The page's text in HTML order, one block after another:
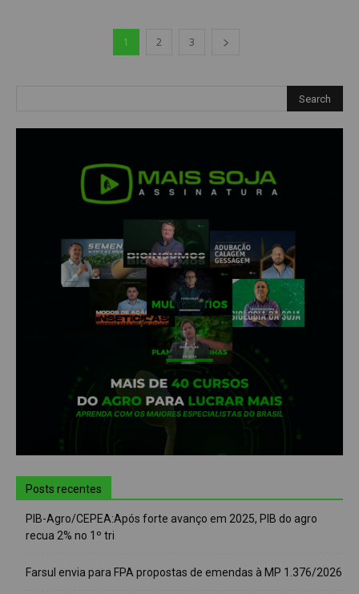
1 2 3
Posts recentes
PIB-Agro/CEPEA:Após forte avanço em 2025, PIB do agro
recua 2% no 1º tri
Farsul envia para FPA propostas de emendas à MP 1.376/2026